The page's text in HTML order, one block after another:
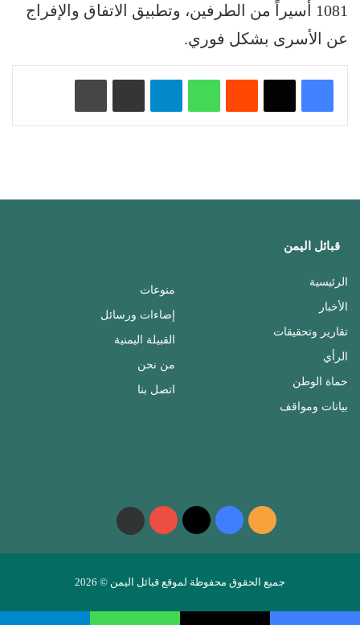
1081 أسيراً من الطرفين، وتطبيق الاتفاق والإفراج
عن الأسرى بشكل فوري.
واتساب تيلقرام
قبائل اليمن
الرئيسية
الأخبار
تقارير وتحقيقات
الرأي
حماة الوطن
بيانات ومواقف
منوعات
إضاءات ورسائل
القبيلة اليمنية
من نحن
اتصل بنا
ملخص
الموقع
RSS
فيسبوك ‫X
‫YouTubeواتساب
جميع الحقوق محفوظة لموقع قبائل اليمن © 2026